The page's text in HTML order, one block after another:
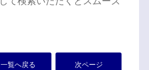
一覧へ戻る 次ページ